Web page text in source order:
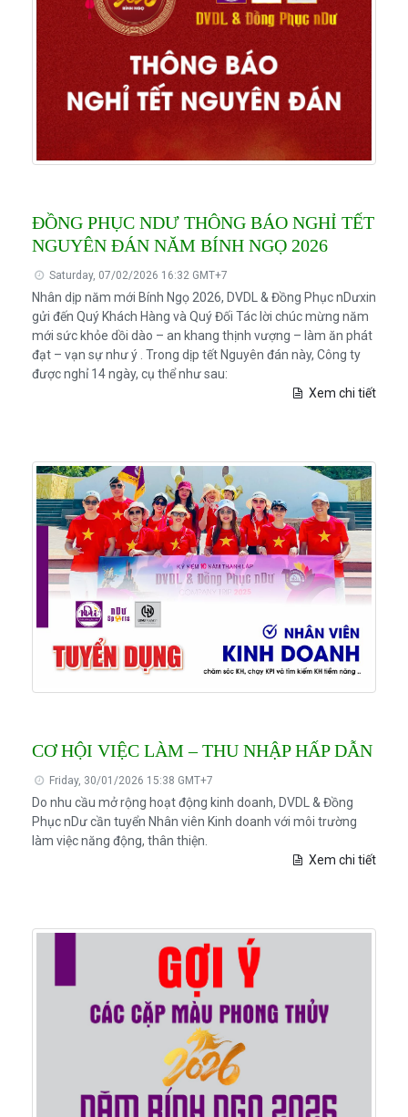
ĐỒNG PHỤC NDƯ THÔNG BÁO NGHỈ TẾT
NGUYÊN ĐÁN NĂM BÍNH NGỌ 2026
Saturday, 07/02/2026 16:32 GMT+7
Nhân dịp năm mới Bính Ngọ 2026, DVDL & Đồng Phục nDưxin
gửi đến Quý Khách Hàng và Quý Đối Tác lời chúc mừng năm
mới sức khỏe dồi dào – an khang thịnh vượng – làm ăn phát
đạt – vạn sự như ý . Trong dịp tết Nguyên đán này, Công ty
được nghỉ 14 ngày, cụ thể như sau:
Xem chi tiết
CƠ HỘI VIỆC LÀM – THU NHẬP HẤP DẪN
Friday, 30/01/2026 15:38 GMT+7
Do nhu cầu mở rộng hoạt động kinh doanh, DVDL & Đồng
Phục nDư cần tuyển Nhân viên Kinh doanh với môi trường
làm việc năng động, thân thiện.
Xem chi tiết